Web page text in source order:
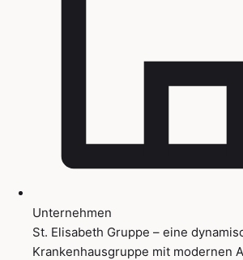
Unternehmen
St. Elisabeth Gruppe – eine
Krankenhausgruppe mit modernen